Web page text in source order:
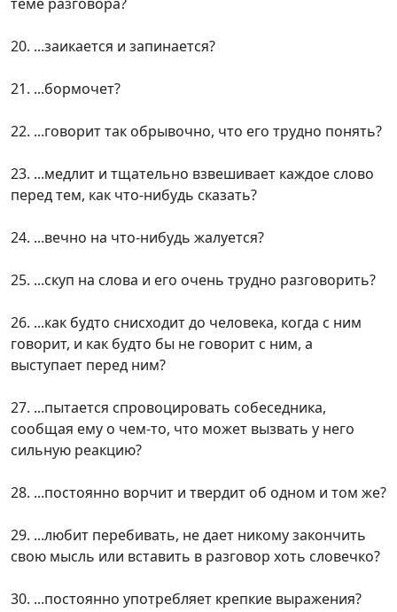
теме разговора?
20. ...заикается и запинается?
21. ...бормочет?
22. ...говорит так обрывочно, что его трудно понять?
23. ...медлит и тщательно взвешивает каждое слово
перед тем, как что-нибудь сказать?
24. ...вечно на что-нибудь жалуется?
25. ...скуп на слова и его очень трудно разговорить?
26. ...как будто снисходит до человека, когда с ним
говорит, и как будто бы не говорит с ним, а
выступает перед ним?
27. ...пытается спровоцировать собеседника,
сообщая ему о чем-то, что может вызвать у него
сильную реакцию?
28. ...постоянно ворчит и твердит об одном и том же?
29. ...любит перебивать, не дает никому закончить
свою мысль или вставить в разговор хоть словечко?
30. ...постоянно употребляет крепкие выражения?